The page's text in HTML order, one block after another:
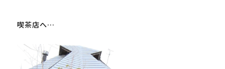
喫茶店へ…